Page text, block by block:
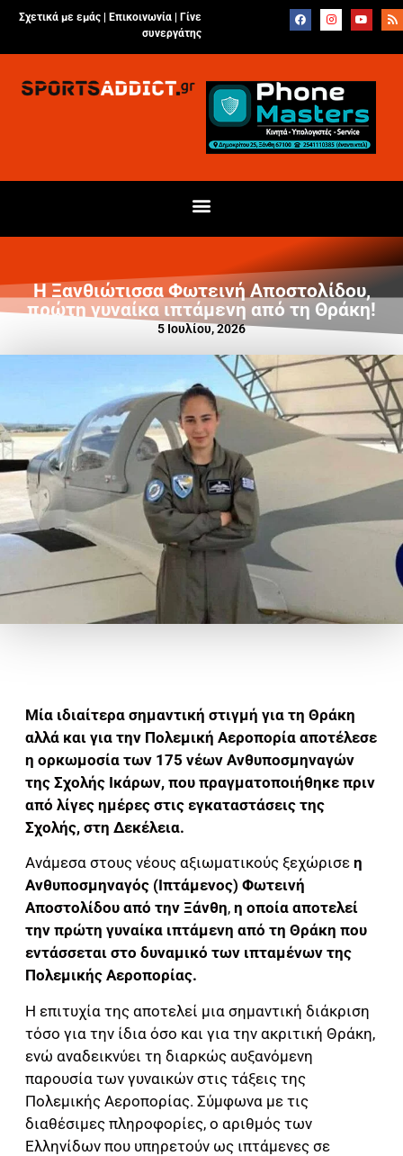
Σχετικά με εμάς | Επικοινωνία
Γίνε
συνεργάτης
Η Ξανθιώτισσα Φωτεινή Αποστολίδου,
πρώτη γυναίκα ιπτάμενη από τη Θράκη!
5 Ιουλίου, 2026
Μία ιδιαίτερα σημαντική στιγμή για τη Θράκη
αλλά και για την Πολεμική Αεροπορία αποτέλεσε
η ορκωμοσία των 175 νέων Ανθυποσμηναγών
της Σχολής Ικάρων, που πραγματοποιήθηκε πριν
από λίγες ημέρες στις εγκαταστάσεις της
Σχολής, στη Δεκέλεια.
Ανάμεσα στους νέους αξιωματικούς ξεχώρισε η
Ανθυποσμηναγός (Ιπτάμενος) Φωτεινή
Αποστολίδου από την Ξάνθη, η οποία αποτελεί
την πρώτη γυναίκα ιπτάμενη από τη Θράκη που
εντάσσεται στο δυναμικό των ιπταμένων της
Πολεμικής Αεροπορίας.
Η επιτυχία της αποτελεί μια σημαντική διάκριση
τόσο για την ίδια όσο και για την ακριτική Θράκη,
ενώ αναδεικνύει τη διαρκώς αυξανόμενη
παρουσία των γυναικών στις τάξεις της
Πολεμικής Αεροπορίας. Σύμφωνα με τις
διαθέσιμες πληροφορίες, ο αριθμός των
Ελληνίδων που υπηρετούν ως ιπτάμενες σε